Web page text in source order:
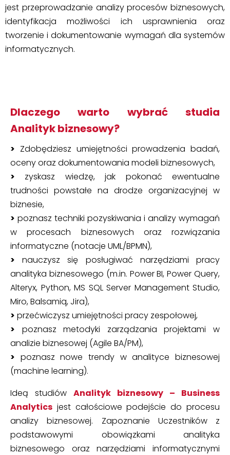
jest przeprowadzanie analizy procesów biznesowych,
identyfikacja możliwości ich usprawnienia oraz
tworzenie i dokumentowanie wymagań dla systemów
informatycznych.
Dlaczego warto wybrać studia
Analityk biznesowy?
> Zdobędziesz umiejętności prowadzenia badań,
oceny oraz dokumentowania modeli biznesowych,
> zyskasz wiedzę, jak pokonać ewentualne
trudności powstałe na drodze organizacyjnej w
biznesie,
> poznasz techniki pozyskiwania i analizy wymagań
w procesach biznesowych oraz rozwiązania
informatyczne (notacje UML/BPMN),
> nauczysz się posługiwać narzędziami pracy
analityka biznesowego (m.in. Power BI, Power Query,
Alteryx, Python, MS SQL Server Management Studio,
Miro, Balsamiq, Jira),
> przećwiczysz umiejętności pracy zespołowej,
> poznasz metodyki zarządzania projektami w
analizie biznesowej (Agile BA/PM),
> poznasz nowe trendy w analityce biznesowej
(machine learning).
Ideą studiów Analityk biznesowy – Business
Analytics jest całościowe podejście do procesu
analizy biznesowej. Zapoznanie Uczestników z
podstawowymi obowiązkami analityka
biznesowego oraz narzędziami informatycznymi